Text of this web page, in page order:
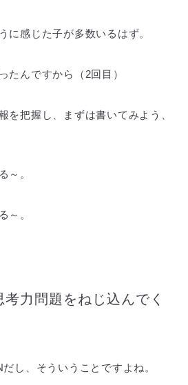
に感じた子が多数いるはず。
たんですから（2回目）
を把握し、まずは書いてみよう、
～。
～。
力問題をねじ込んでく
し、そういうことですよね。